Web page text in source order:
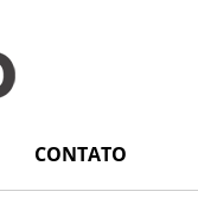
CONTATO